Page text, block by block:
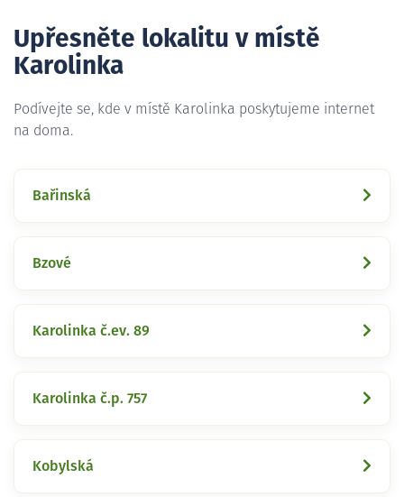
Upřesněte lokalitu v místě
Karolinka
Podívejte se, kde v místě Karolinka poskytujeme internet
na doma.
Bařinská
Bzové
Karolinka č.ev. 89
Karolinka č.p. 757
Kobylská